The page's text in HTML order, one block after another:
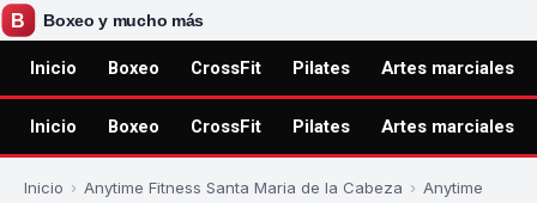
Inicio Boxeo CrossFit Pilates Artes marciales
Inicio Boxeo CrossFit Pilates Artes marciales
Inicio › Anytime Fitness Santa Maria de la Cabeza › Anytime